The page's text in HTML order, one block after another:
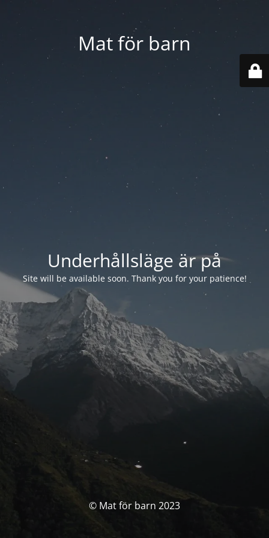
Mat för barn
Underhållsläge är på
Site will be available soon. Thank you for your patience!
© Mat för barn 2023